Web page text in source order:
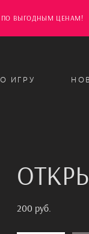
ПО ВЫГОДНЫМ ЦЕНАМ!
ИГРУ
200 pуб.